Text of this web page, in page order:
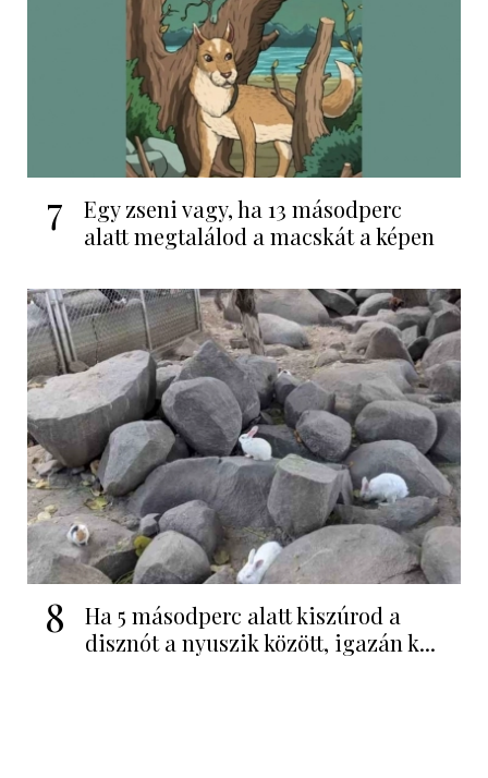
7
Egy zseni vagy, ha 13 másodperc
alatt megtalálod a macskát a képen
8
Ha 5 másodperc alatt kiszúrod a
disznót a nyuszik között, igazán k...